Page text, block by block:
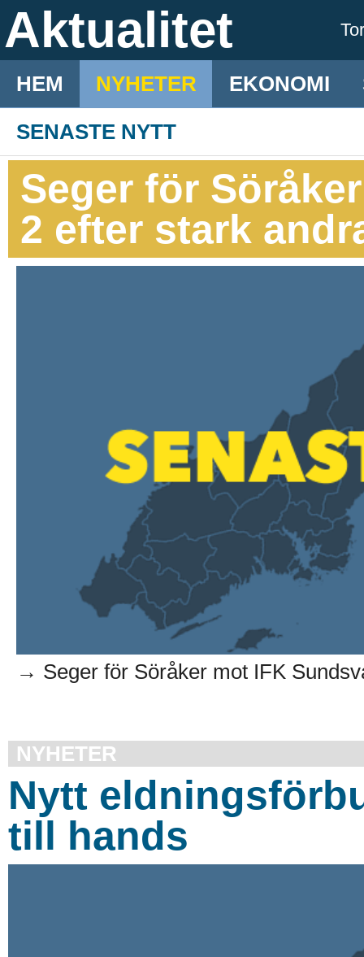
Aktualitet
HEM NYHETER EKONOMI
SENASTE NYTT
Seger för
2 efter stark
→ Seger för Söråker mot IFK
NYHETER
Nytt
till hands